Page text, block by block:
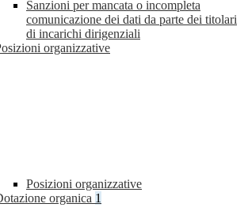
Sanzioni per mancata o incompleta
comunicazione dei dati da parte dei titolari
di incarichi dirigenziali
organizzative
Posizioni organizzative
organica 1